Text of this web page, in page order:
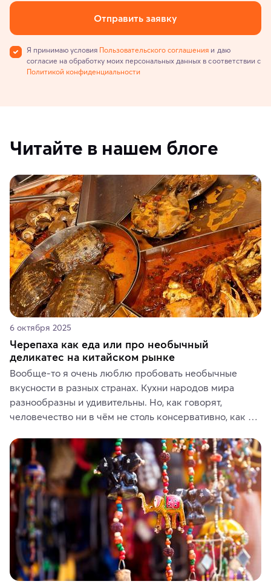
Отправить заявку
Я принимаю условия Пользовательского соглашения и даю
согласие на обработку моих персональных данных в соответствии с
Политикой конфиденциальности
Читайте в нашем блоге
6 октября 2025
Черепаха как еда или про необычный
деликатес на китайском рынке
Вообще-то я очень люблю пробовать необычные
вкусности в разных странах. Кухни народов мира
разнообразны и удивительны. Но, как говорят,
человечество ни в чём не столь консервативно, как в